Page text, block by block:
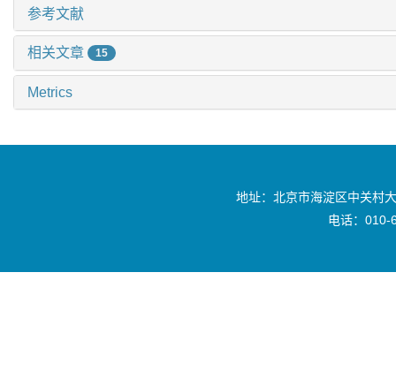
参考文献
相关文章 15
Metrics
地址：北京市海淀区中关村
电话：